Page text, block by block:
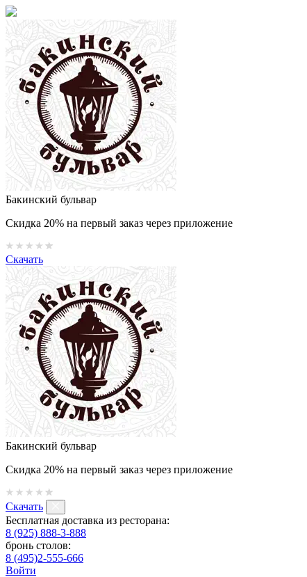
Бакинский бульвар
Скидка 20% на первый заказ через приложение
Скачать
Бакинский бульвар
Скидка 20% на первый заказ через приложение
Скачать
Бесплатная доставка из ресторана:
8 (925) 888-3-888
бронь столов:
8 (495)2-555-666
Войти